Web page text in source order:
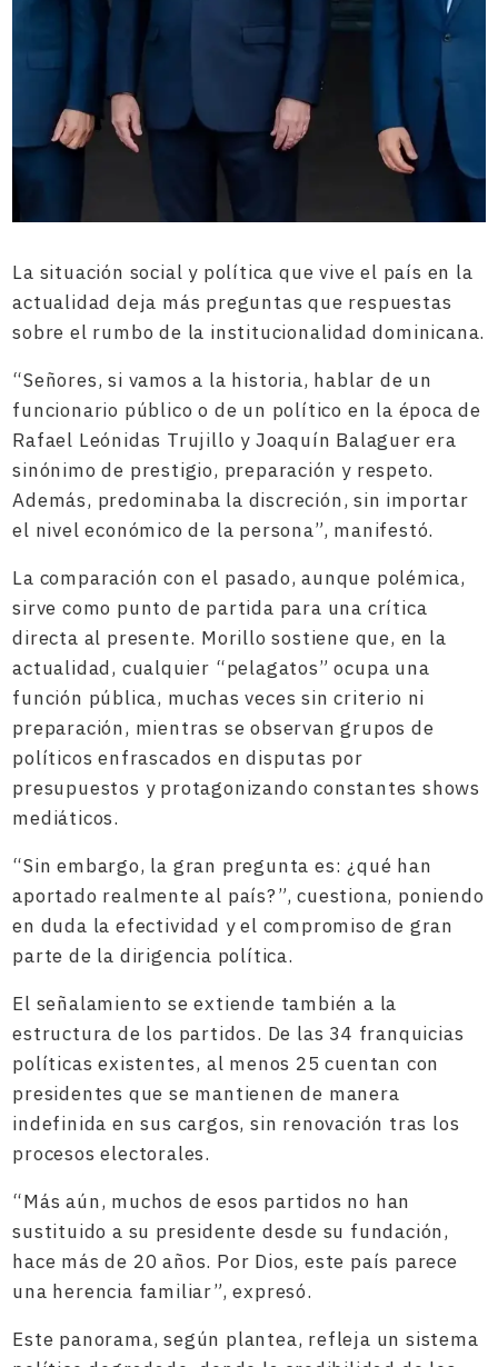
La situación social y política que vive el país en la
actualidad deja más preguntas que respuestas
sobre el rumbo de la institucionalidad dominicana.
“Señores, si vamos a la historia, hablar de un
funcionario público o de un político en la época de
Rafael Leónidas Trujillo y Joaquín Balaguer era
sinónimo de prestigio, preparación y respeto.
Además, predominaba la discreción, sin importar
el nivel económico de la persona”, manifestó.
La comparación con el pasado, aunque polémica,
sirve como punto de partida para una crítica
directa al presente. Morillo sostiene que, en la
actualidad, cualquier “pelagatos” ocupa una
función pública, muchas veces sin criterio ni
preparación, mientras se observan grupos de
políticos enfrascados en disputas por
presupuestos y protagonizando constantes shows
mediáticos.
“Sin embargo, la gran pregunta es: ¿qué han
aportado realmente al país?”, cuestiona, poniendo
en duda la efectividad y el compromiso de gran
parte de la dirigencia política.
El señalamiento se extiende también a la
estructura de los partidos. De las 34 franquicias
políticas existentes, al menos 25 cuentan con
presidentes que se mantienen de manera
indefinida en sus cargos, sin renovación tras los
procesos electorales.
“Más aún, muchos de esos partidos no han
sustituido a su presidente desde su fundación,
hace más de 20 años. Por Dios, este país parece
una herencia familiar”, expresó.
Este panorama, según plantea, refleja un sistema